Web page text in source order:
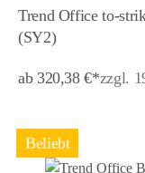
Trend Office to-
(SY2)
ab 320,38 €*zzgl.
Beliebt